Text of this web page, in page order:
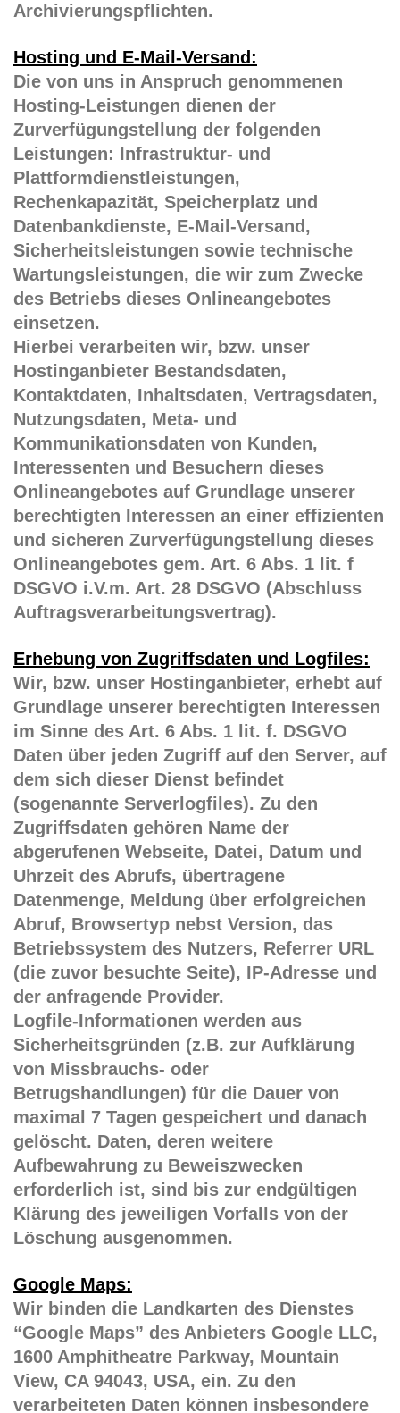
Archivierungspflichten.
Hosting und E-Mail-Versand:
Die von uns in Anspruch genommenen
Hosting-Leistungen dienen der
Zurverfügungstellung der folgenden
Leistungen: Infrastruktur- und
Plattformdienstleistungen,
Rechenkapazität, Speicherplatz und
Datenbankdienste, E-Mail-Versand,
Sicherheitsleistungen sowie technische
Wartungsleistungen, die wir zum Zwecke
des Betriebs dieses Onlineangebotes
einsetzen.
Hierbei verarbeiten wir, bzw. unser
Hostinganbieter Bestandsdaten,
Kontaktdaten, Inhaltsdaten, Vertragsdaten,
Nutzungsdaten, Meta- und
Kommunikationsdaten von Kunden,
Interessenten und Besuchern dieses
Onlineangebotes auf Grundlage unserer
berechtigten Interessen an einer effizienten
und sicheren Zurverfügungstellung dieses
Onlineangebotes gem. Art. 6 Abs. 1 lit. f
DSGVO i.V.m. Art. 28 DSGVO (Abschluss
Auftragsverarbeitungsvertrag).
Erhebung von Zugriffsdaten und Logfiles:
Wir, bzw. unser Hostinganbieter, erhebt auf
Grundlage unserer berechtigten Interessen
im Sinne des Art. 6 Abs. 1 lit. f. DSGVO
Daten über jeden Zugriff auf den Server, auf
dem sich dieser Dienst befindet
(sogenannte Serverlogfiles). Zu den
Zugriffsdaten gehören Name der
abgerufenen Webseite, Datei, Datum und
Uhrzeit des Abrufs, übertragene
Datenmenge, Meldung über erfolgreichen
Abruf, Browsertyp nebst Version, das
Betriebssystem des Nutzers, Referrer URL
(die zuvor besuchte Seite), IP-Adresse und
der anfragende Provider.
Logfile-Informationen werden aus
Sicherheitsgründen (z.B. zur Aufklärung
von Missbrauchs- oder
Betrugshandlungen) für die Dauer von
maximal 7 Tagen gespeichert und danach
gelöscht. Daten, deren weitere
Aufbewahrung zu Beweiszwecken
erforderlich ist, sind bis zur endgültigen
Klärung des jeweiligen Vorfalls von der
Löschung ausgenommen.
Google Maps:
Wir binden die Landkarten des Dienstes
“Google Maps” des Anbieters Google LLC,
1600 Amphitheatre Parkway, Mountain
View, CA 94043, USA, ein. Zu den
verarbeiteten Daten können insbesondere